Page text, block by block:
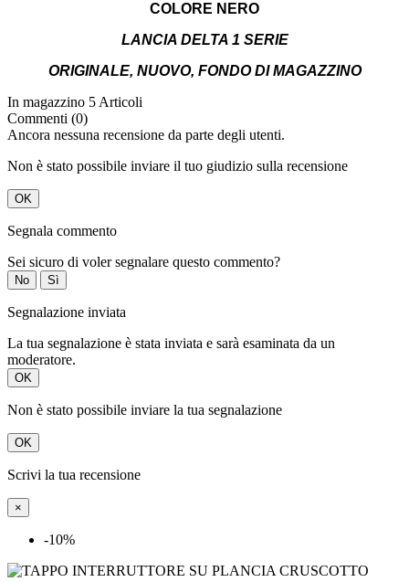
COLORE NERO
LANCIA DELTA 1 SERIE
ORIGINALE, NUOVO, FONDO DI MAGAZZINO
In magazzino 5 Articoli
Commenti (0)
Ancora nessuna recensione da parte degli utenti.
Non è stato possibile inviare il tuo giudizio sulla recensione
OK
Segnala commento
Sei sicuro di voler segnalare questo commento?
No Sì
Segnalazione inviata
La tua segnalazione è stata inviata e sarà esaminata da un
moderatore.
OK
Non è stato possibile inviare la tua segnalazione
OK
Scrivi la tua recensione
×
-10%